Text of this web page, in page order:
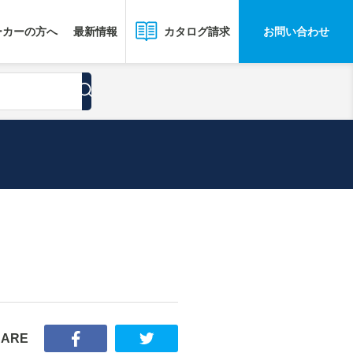
ーの方へ 最新情報 カタログ請求 お問い合わせ